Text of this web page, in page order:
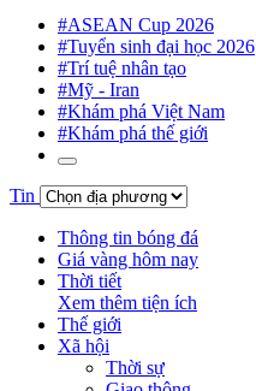
#ASEAN Cup 2026
#Tuyển sinh đại học 2026
#Trí tuệ nhân tạo
#Mỹ - Iran
#Khám phá Việt Nam
#Khám phá thế giới
Tin
Thông tin bóng đá
Giá vàng hôm nay
Thời tiết
Xem thêm tiện ích
Thế giới
Xã hội
Thời sự